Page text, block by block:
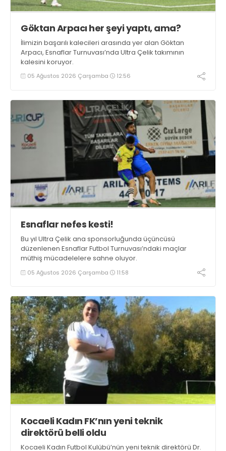
Göktan Arpacı her şeyi yaptı, ama?
İlimizin başarılı kalecileri arasında yer alan Göktan
Arpacı, Esnaflar Turnuvası’nda Ultra Çelik takımının
kalesini koruyor.
05 Ağustos 2026 Çarşamba 12:56
Esnaflar nefes kesti!
Bu yıl Ultra Çelik ana sponsorluğunda üçüncüsü
düzenlenen Esnaflar Futbol Turnuvası’ndaki maçlar
müthiş mücadelelere sahne oluyor.
05 Ağustos 2026 Çarşamba 11:58
Kocaeli Kadın FK’nın yeni teknik
direktörü belli oldu
Kocaeli Kadın Futbol Kulübü’nün yeni teknik direktörü Dr.